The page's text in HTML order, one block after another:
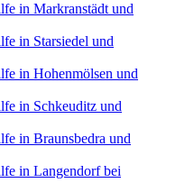
in Markranstädt und
in Starsiedel und
in Hohenmölsen und
in Schkeuditz und
in Braunsbedra und
in Langendorf bei